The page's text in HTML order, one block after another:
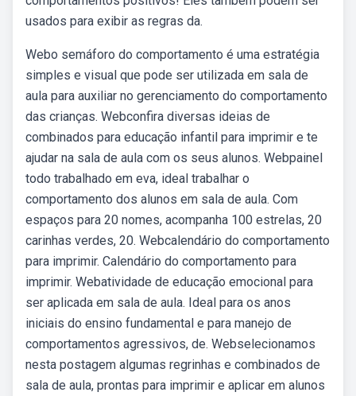
usados para exibir as regras da.
Webo semáforo do comportamento é uma estratégia
simples e visual que pode ser utilizada em sala de
aula para auxiliar no gerenciamento do comportamento
das crianças. Webconfira diversas ideias de
combinados para educação infantil para imprimir e te
ajudar na sala de aula com os seus alunos. Webpainel
todo trabalhado em eva, ideal trabalhar o
comportamento dos alunos em sala de aula. Com
espaços para 20 nomes, acompanha 100 estrelas, 20
carinhas verdes, 20. Webcalendário do comportamento
para imprimir. Calendário do comportamento para
imprimir. Webatividade de educação emocional para
ser aplicada em sala de aula. Ideal para os anos
iniciais do ensino fundamental e para manejo de
comportamentos agressivos, de. Webselecionamos
nesta postagem algumas regrinhas e combinados de
sala de aula, prontas para imprimir e aplicar em alunos